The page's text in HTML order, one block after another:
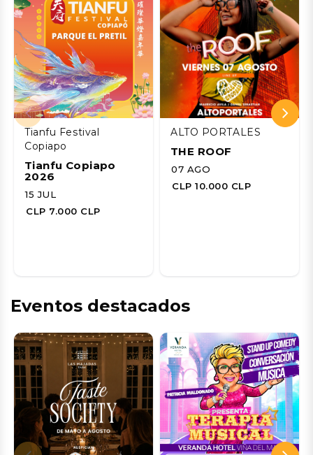
Tianfu Festival
Copiapo
Tianfu Copiapo
2026
15 JUL
CLP 7.000 CLP
ALTO PORTALES
THE ROOF
07 AGO
CLP 10.000 CLP
Eventos destacados